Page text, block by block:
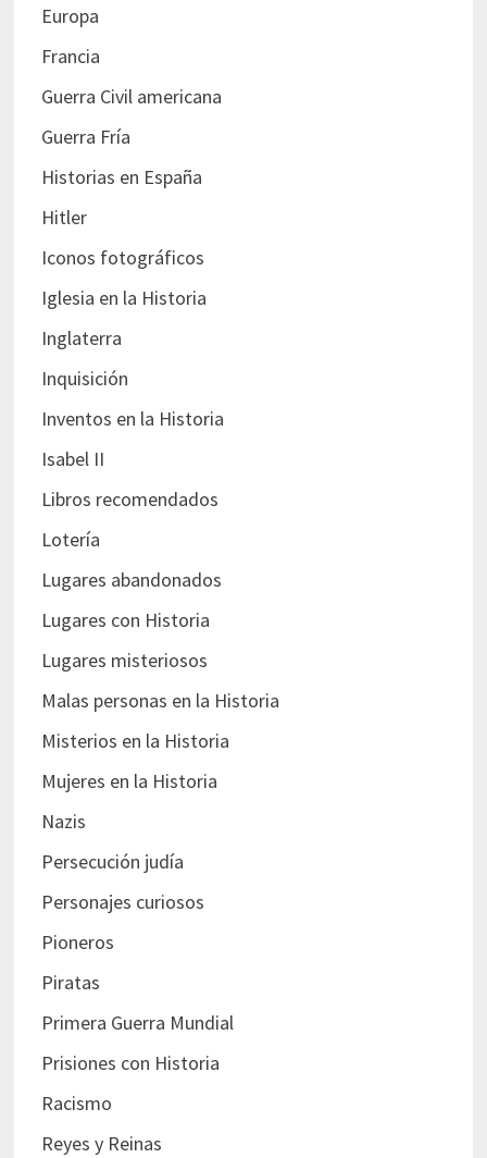
Europa
Francia
Guerra Civil americana
Guerra Fría
Historias en España
Hitler
Iconos fotográficos
Iglesia en la Historia
Inglaterra
Inquisición
Inventos en la Historia
Isabel II
Libros recomendados
Lotería
Lugares abandonados
Lugares con Historia
Lugares misteriosos
Malas personas en la Historia
Misterios en la Historia
Mujeres en la Historia
Nazis
Persecución judía
Personajes curiosos
Pioneros
Piratas
Primera Guerra Mundial
Prisiones con Historia
Racismo
Reyes y Reinas